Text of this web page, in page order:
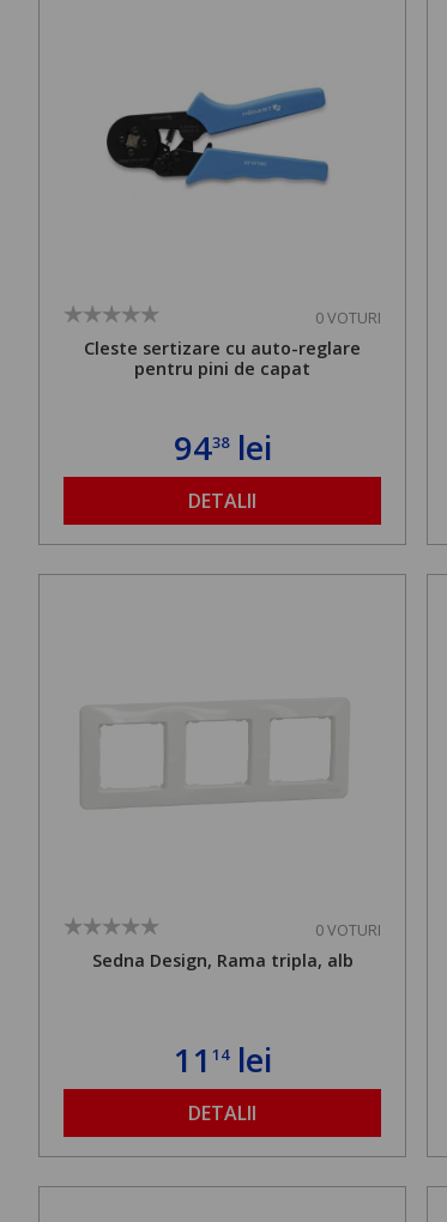
0 VOTURI
Cleste sertizare cu auto-reglare
pentru pini de capat
9438lei
DETALII
0 VOTURI
Sedna Design, Rama tripla, alb
11 14lei
DETALII